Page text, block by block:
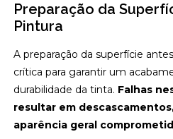
Preparação da
Pintura
A preparação da superfície
crítica para garantir um
durabilidade da tinta. Falhas
resultar em
aparência geral